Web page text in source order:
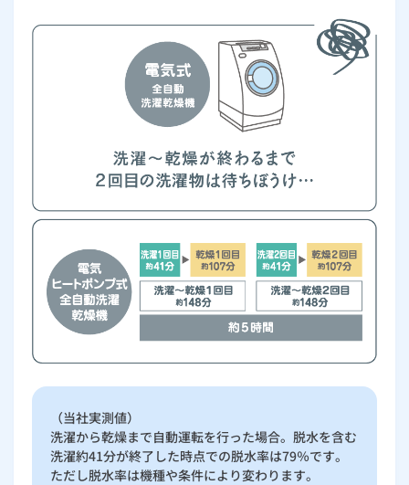
（当社実測値）
洗濯から乾燥まで自動運転を行った場合。脱水を含む
洗濯約41分が終了した時点での脱水率は79％です。
ただし脱水率は機種や条件により変わります。